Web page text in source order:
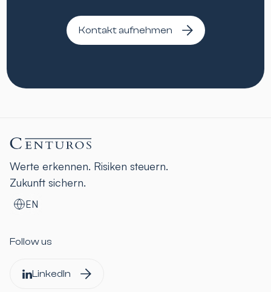
Kontakt aufnehmen
Werte erkennen. Risiken steuern.
Zukunft sichern.
EN
Follow us
LinkedIn